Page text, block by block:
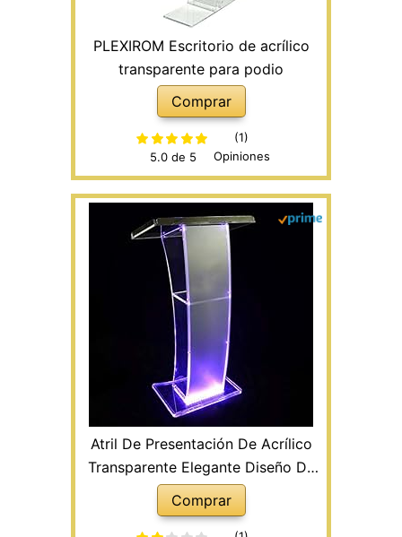
PLEXIROM Escritorio de acrílico
transparente para podio
Comprar
5.0 de 5
(1)
Opiniones
Atril De Presentación De Acrílico
Transparente Elegante Diseño De
Perspex para Iglesias Y
Escuelas,Soporte De Información
Comprar